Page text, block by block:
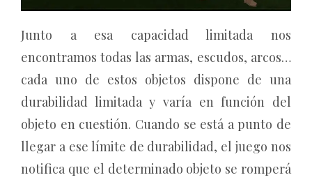
Junto a esa capacidad limitada nos
encontramos todas las armas, escudos, arcos…
cada uno de estos objetos dispone de una
durabilidad limitada y varía en función del
objeto en cuestión. Cuando se está a punto de
llegar a ese límite de durabilidad, el juego nos
notifica que el determinado objeto se romperá